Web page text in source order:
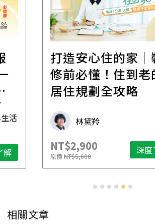
活
解
打造安心住的家｜
修前必懂！住到老
居住規劃全攻略
林黛羚
NT$2,900
原價NT$5,600 深度
相關文章